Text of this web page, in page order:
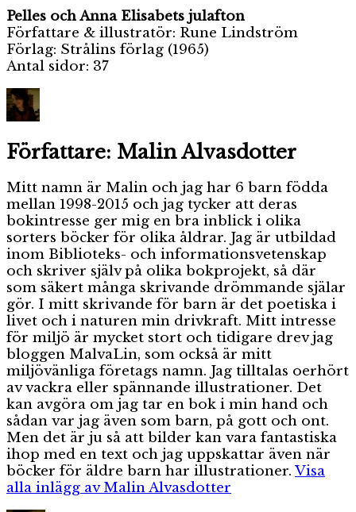
Pelles och Anna Elisabets julafton
Författare & illustratör: Rune Lindström
Förlag: Strålins förlag (1965)
Antal sidor: 37
Författare: Malin Alvasdotter
Mitt namn är Malin och jag har 6 barn födda
mellan 1998-2015 och jag tycker att deras
bokintresse ger mig en bra inblick i olika
sorters böcker för olika åldrar. Jag är utbildad
inom Biblioteks- och informationsvetenskap
och skriver själv på olika bokprojekt, så där
som säkert många skrivande drömmande själar
gör. I mitt skrivande för barn är det poetiska i
livet och i naturen min drivkraft. Mitt intresse
för miljö är mycket stort och tidigare drev jag
bloggen MalvaLin, som också är mitt
miljövänliga företags namn. Jag tilltalas oerhört
av vackra eller spännande illustrationer. Det
kan avgöra om jag tar en bok i min hand och
sådan var jag även som barn, på gott och ont.
Men det är ju så att bilder kan vara fantastiska
ihop med en text och jag uppskattar även när
böcker för äldre barn har illustrationer. Visa
alla inlägg av Malin Alvasdotter